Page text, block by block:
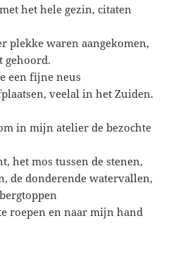
het hele gezin, citaten
plekke waren aangekomen,
gehoord.
een fijne neus
veelal in het Zuiden.
in mijn atelier de bezochte
het mos tussen de stenen,
de donderende watervallen,
roepen en naar mijn hand